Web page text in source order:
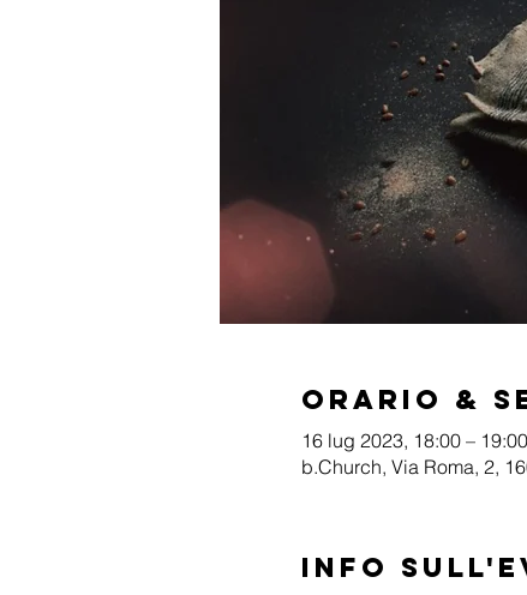
Orario &
16 lug 2023, 18:00 – 19:00
b.Church, Via Roma, 2,
Info